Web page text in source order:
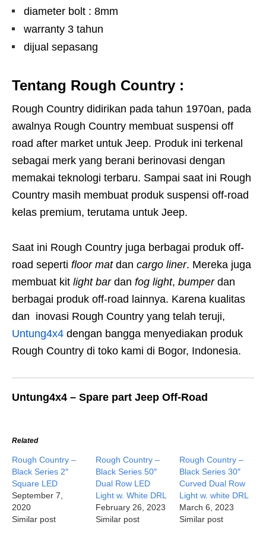
diameter bolt : 8mm
warranty 3 tahun
dijual sepasang
Tentang Rough Country :
Rough Country didirikan pada tahun 1970an, pada
awalnya Rough Country membuat suspensi off
road after market untuk Jeep. Produk ini terkenal
sebagai merk yang berani berinovasi dengan
memakai teknologi terbaru. Sampai saat ini Rough
Country masih membuat produk suspensi off-road
kelas premium, terutama untuk Jeep.
Saat ini Rough Country juga berbagai produk off-
road seperti floor matdan cargo liner. Mereka juga
membuat kit light bardan fog light, bumperdan
berbagai produk off-road lainnya. Karena kualitas
dan inovasi Rough Country yang telah teruji,
Untung4x4 dengan bangga menyediakan produk
Rough Country di toko kami di Bogor, Indonesia.
Untung4x4 – Spare part Jeep Off-Road
Related
Rough Country –
Black Series 2″
Square LED
September 7,
2020
Similar post
Rough Country –
Black Series 50″
Dual Row LED
Light w. White DRL
February 26, 2023
Similar post
Rough Country –
Black Series 30″
Curved Dual Row
Light w. white DRL
March 6, 2023
Similar post